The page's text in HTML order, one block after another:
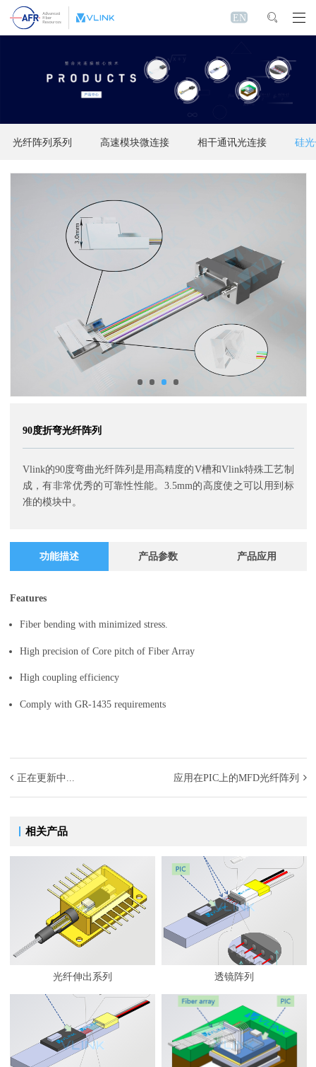
EN
光纤阵列系列 高速模块微连接 相干通讯光连接 硅
90度折弯光纤阵列
Vlink的90度弯曲光纤阵列是用高精度的V槽和Vlink特殊工艺制
成，有非常优秀的可靠性性能。3.5mm的高度使之可以用到标
准的模块中。
功能描述 产品参数 产品应用
Features
Fiber bending with minimized stress.
High precision of Core pitch of Fiber Array
High coupling efficiency
Comply with GR-1435 requirements
正在更新中... 应用在PIC上的MFD光纤阵列
相关产品
光纤伸出系列 透镜阵列